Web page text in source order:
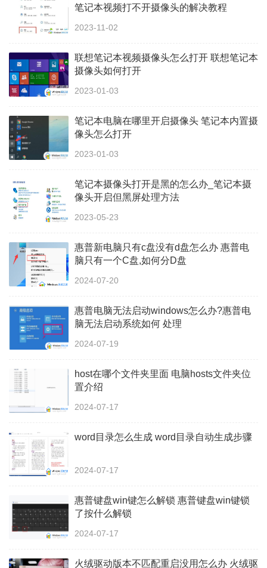
笔记本视频打不开摄像头的解决教程
2023-11-02
联想笔记本视频摄像头怎么打开 联想笔记本
摄像头如何打开
2023-01-03
笔记本电脑在哪里开启摄像头 笔记本内置摄
像头怎么打开
2023-01-03
笔记本摄像头打开是黑的怎么办_笔记本摄
像头开启但黑屏处理方法
2023-05-23
惠普新电脑只有c盘没有d盘怎么办 惠普电
脑只有一个C盘,如何分D盘
2024-07-20
惠普电脑无法启动windows怎么办?惠普电
脑无法启动系统如何 处理
2024-07-19
host在哪个文件夹里面 电脑hosts文件夹位
置介绍
2024-07-17
word目录怎么生成 word目录自动生成步骤
2024-07-17
惠普键盘win键怎么解锁 惠普键盘win键锁
了按什么解锁
2024-07-17
火绒驱动版本不匹配重启没用怎么办 火绒驱